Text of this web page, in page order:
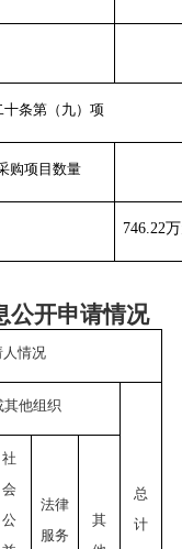
十条第（九）项
购项目数量
746.22
公开申请情况
人情况
其他组织
总
计
社
会
公
法律
服务
其